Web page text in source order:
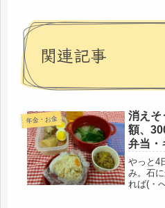
関連記事
年金・お金
消えそ
額、
弁当・
やっと4
み。石
れば(・